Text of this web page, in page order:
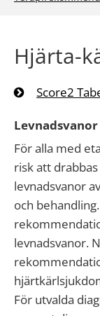
Hjärta-
Score2
Levnadsvanor
För alla med
risk att
levnadsvanor
och
levnadsvanor.
För utvalda